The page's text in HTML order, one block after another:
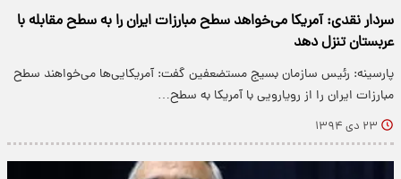
سردار نقدی: آمریکا می‌خواهد سطح مبارزات ایران را به سطح مقابله با
عربستان تنزل دهد
پارسینه: رئیس سازمان بسیج مستضعفین گفت: آمریکایی‌ها می‌خواهند سطح
مبارزات ایران را از رویارویی با آمریکا به سطح…
۲۳ دی ۱۳۹۴